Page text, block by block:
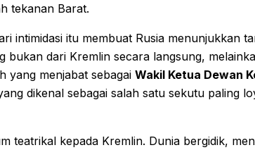
tekanan Barat.
intimidasi itu membuat Rusia menunjukkan
bukan dari Kremlin secara langsung,
yang menjabat sebagai Wakil Ketua Dewan
dikenal sebagai salah satu sekutu paling
teatrikal kepada Kremlin. Dunia bergidik,